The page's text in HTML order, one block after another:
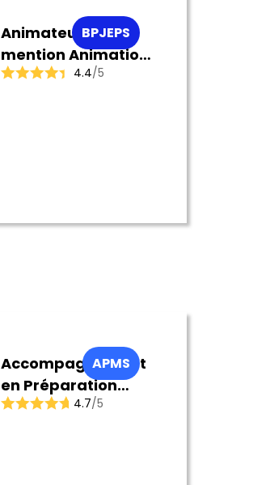
BPJEPS
Animateur,
mention Animation
socio-éducative et
4.4/5
APMS
Accompagnement
en Préparation
Mentale du Sportif
4.7/5